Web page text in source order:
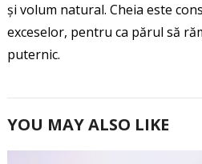
și volum natural. Cheia este
exceselor, pentru ca părul să
puternic.
YOU MAY ALSO LIKE